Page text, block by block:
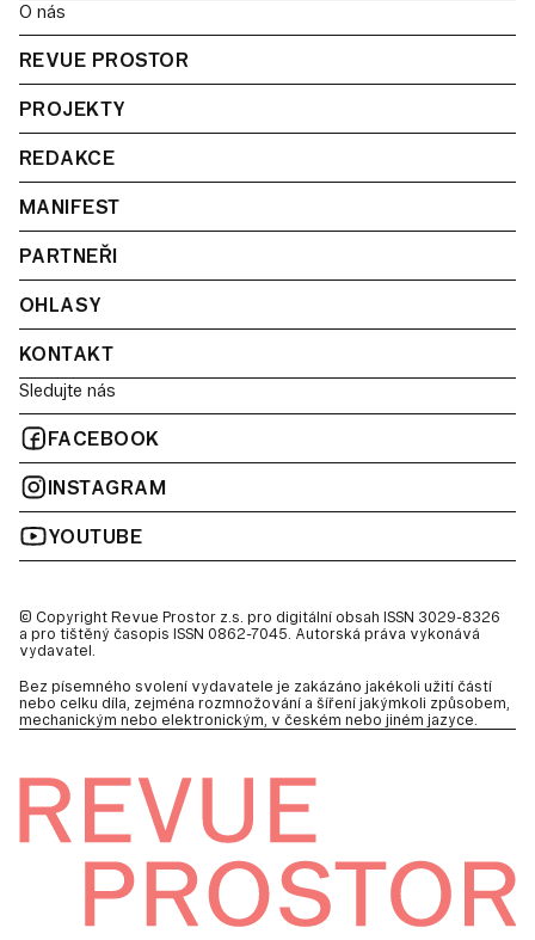
O nás
REVUE PROSTOR
PROJEKTY
REDAKCE
MANIFEST
PARTNEŘI
OHLASY
KONTAKT
Sledujte nás
FACEBOOK
INSTAGRAM
YOUTUBE
© Copyright Revue Prostor z.s. pro digitální obsah ISSN 3029-8326
a pro tištěný časopis ISSN 0862-7045. Autorská práva vykonává
vydavatel.
Bez písemného svolení vydavatele je zakázáno jakékoli užití částí
nebo celku díla, zejména rozmnožování a šíření jakýmkoli způsobem,
mechanickým nebo elektronickým, v českém nebo jiném jazyce.